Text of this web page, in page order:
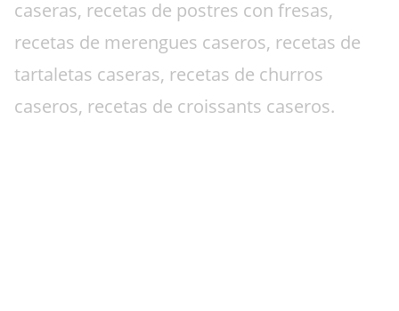
caseras, recetas de postres con fresas,
recetas de merengues caseros, recetas de
tartaletas caseras, recetas de churros
caseros, recetas de croissants caseros.